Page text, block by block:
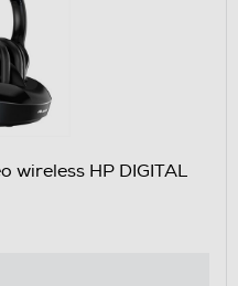
wireless HP DIGITAL